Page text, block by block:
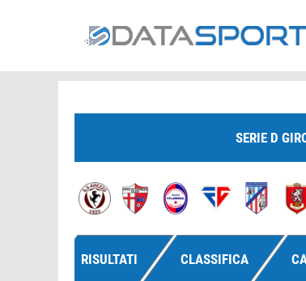
SERIE D
RISULTATI CLASSIFICA